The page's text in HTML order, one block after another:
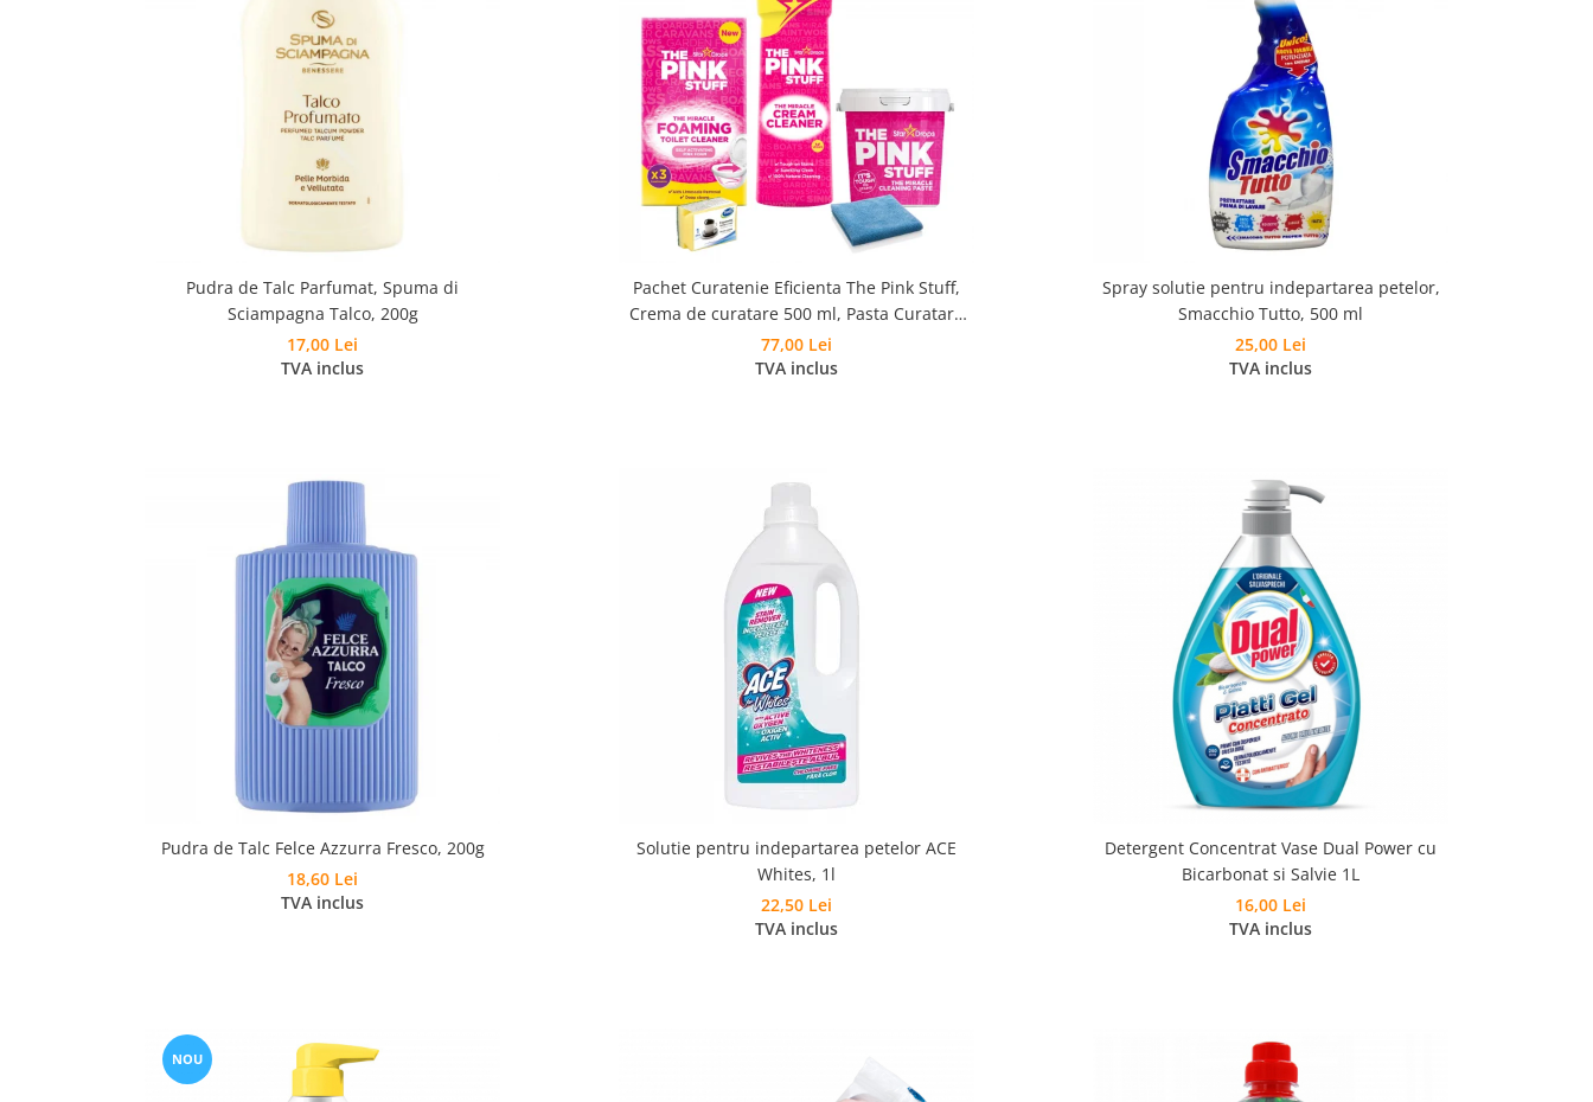
Pudra de Talc Parfumat, Spuma di
Sciampagna Talco, 200g
17,00 Lei
TVA inclus
Pachet Curatenie Eficienta The Pink Stuff,
Crema de curatare 500 ml, Pasta Curatare
850 g, Pudra Spumanta 300g, Laveta si
Burete
77,00 Lei
TVA inclus
Spray solutie pentru indepartarea petelor,
Smacchio Tutto, 500 ml
25,00 Lei
TVA inclus
Pudra de Talc Felce Azzurra Fresco, 200g
18,60 Lei
TVA inclus
Solutie pentru indepartarea petelor ACE
Whites, 1l
22,50 Lei
TVA inclus
Detergent Concentrat Vase Dual Power cu
Bicarbonat si Salvie 1L
16,00 Lei
TVA inclus
NOU